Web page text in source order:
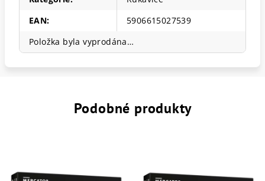
EAN:
5906615027539
Položka byla vyprodána…
Podobné produkty